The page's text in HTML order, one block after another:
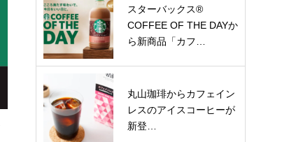
スターバックス®
COFFEE OF THE DAYか
ら新商品「カフ…
丸山珈琲からカフェイン
レスのアイスコーヒーが
新登…